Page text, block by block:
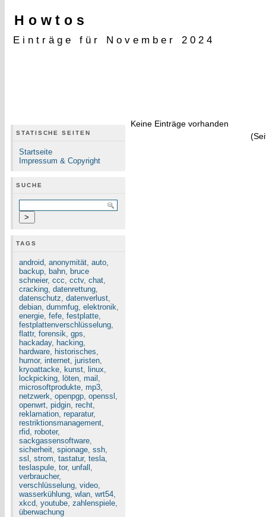
Howtos
Einträge für November 2024
STATISCHE SEITEN
Startseite
Impressum & Copyright
SUCHE
TAGS
android, anonymität, auto,
backup, bahn, bruce
schneier, ccc, cctv, chat,
cracking, datenrettung,
datenschutz, datenverlust,
debian, dummfug, elektronik,
energie, fefe, festplatte,
festplattenverschlüsselung,
flattr, forensik, gps,
hackaday, hacking,
hardware, historisches,
humor, internet, juristen,
kryoattacke, kunst, linux,
lockpicking, löten, mail ,
microsoftprodukte, mp3,
netzwerk, openpgp, openssl ,
openwrt, pidgin, recht,
reklamation, reparatur,
restriktionsmanagement,
rfid, roboter,
sackgassensoftware,
sicherheit, spionage, ssh,
ssl , strom, tastatur, tesla,
teslaspule, tor, unfall ,
verbraucher,
verschlüsselung, video,
wasserkühlung, wlan, wrt54,
xkcd, youtube, zahlenspiele,
überwachung
Keine Einträge vorhanden